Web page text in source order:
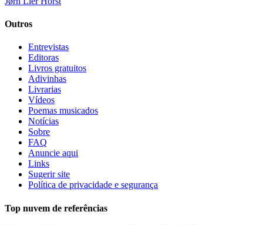
Outros
Entrevistas
Editoras
Livros gratuitos
Adivinhas
Livrarias
Vídeos
Poemas musicados
Notícias
Sobre
FAQ
Anuncie aqui
Links
Sugerir site
Política de privacidade e segurança
Top nuvem de referências